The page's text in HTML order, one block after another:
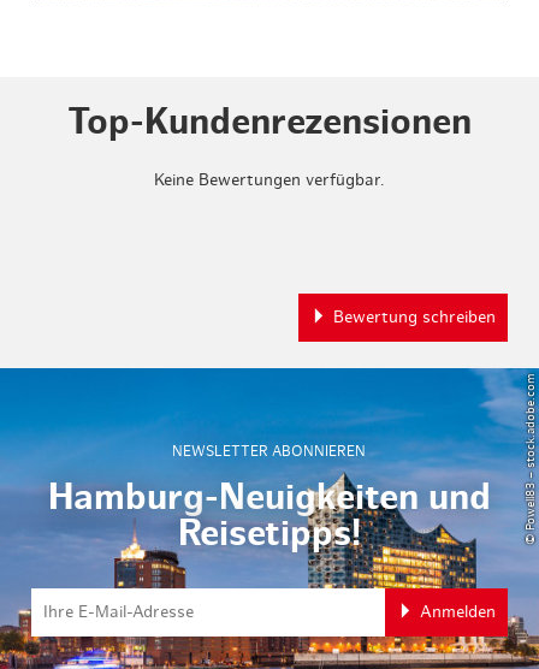
Top-Kundenrezensionen
Keine Bewertungen verfügbar.
Bewertung schreiben
NEWSLETTER ABONNIEREN
Hamburg-Neuigkeiten und
Reisetipps!
Anmelden
© Powell83 – stock.adobe.com